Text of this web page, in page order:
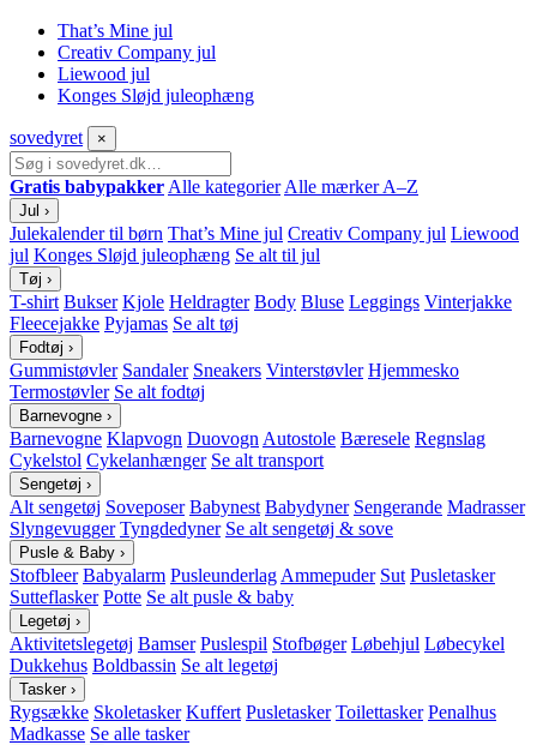
That’s Mine jul
Creativ Company jul
Liewood jul
Konges Sløjd juleophæng
sovedyret ×
Gratis babypakker Alle kategorier Alle mærker A–Z
Jul ›
Julekalender til børn That’s Mine jul Creativ Company jul Liewood
jul Konges Sløjd juleophæng Se alt til jul
Tøj ›
T-shirt Bukser Kjole Heldragter Body Bluse Leggings Vinterjakke
Fleecejakke Pyjamas Se alt tøj
Fodtøj ›
Gummistøvler Sandaler Sneakers Vinterstøvler Hjemmesko
Termostøvler Se alt fodtøj
Barnevogne ›
Barnevogne Klapvogn Duovogn Autostole Bæresele Regnslag
Cykelstol Cykelanhænger Se alt transport
Sengetøj ›
Alt sengetøj Soveposer Babynest Babydyner Sengerande Madrasser
Slyngevugger Tyngdedyner Se alt sengetøj & sove
Pusle & Baby ›
Stofbleer Babyalarm Pusleunderlag Ammepuder Sut Pusletasker
Sutteflasker Potte Se alt pusle & baby
Legetøj ›
Aktivitetslegetøj Bamser Puslespil Stofbøger Løbehjul Løbecykel
Dukkehus Boldbassin Se alt legetøj
Tasker ›
Rygsække Skoletasker Kuffert Pusletasker Toilettasker Penalhus
Madkasse Se alle tasker